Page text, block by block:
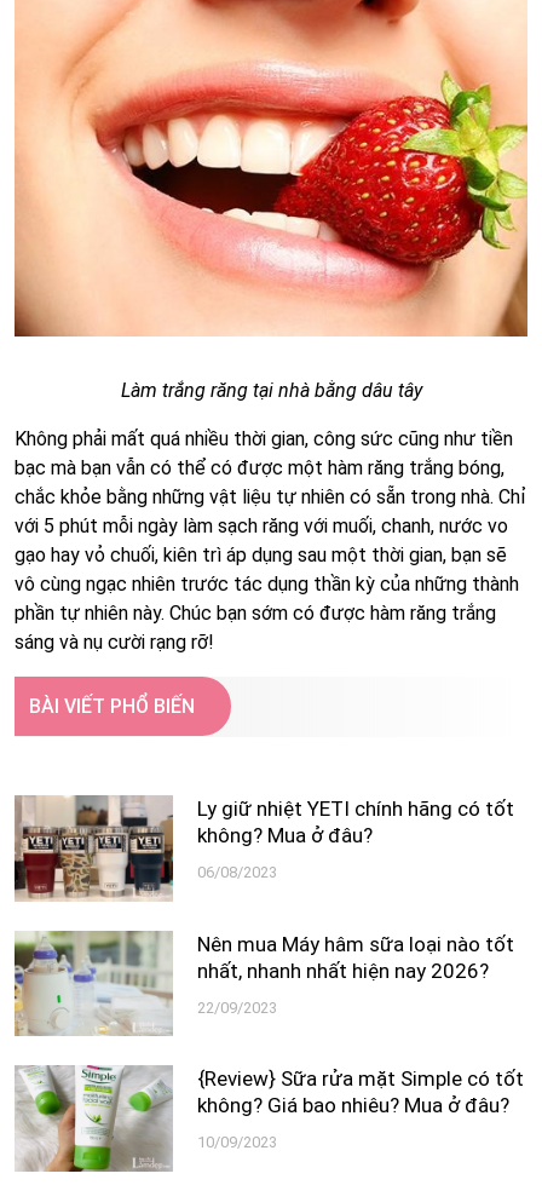
Làm trắng răng tại nhà bằng dâu tây
Không phải mất quá nhiều thời gian, công sức cũng như tiền
bạc mà bạn vẫn có thể có được một hàm răng trắng bóng,
chắc khỏe bằng những vật liệu tự nhiên có sẵn trong nhà. Chỉ
với 5 phút mỗi ngày làm sạch răng với muối, chanh, nước vo
gạo hay vỏ chuối, kiên trì áp dụng sau một thời gian, bạn sẽ
vô cùng ngạc nhiên trước tác dụng thần kỳ của những thành
phần tự nhiên này. Chúc bạn sớm có được hàm răng trắng
sáng và nụ cười rạng rỡ!
BÀI VIẾT PHỔ BIẾN
Ly giữ nhiệt YETI chính hãng có tốt
không? Mua ở đâu?
06/08/2023
Nên mua Máy hâm sữa loại nào tốt
nhất, nhanh nhất hiện nay 2026?
22/09/2023
{Review} Sữa rửa mặt Simple có tốt
không? Giá bao nhiêu? Mua ở đâu?
10/09/2023